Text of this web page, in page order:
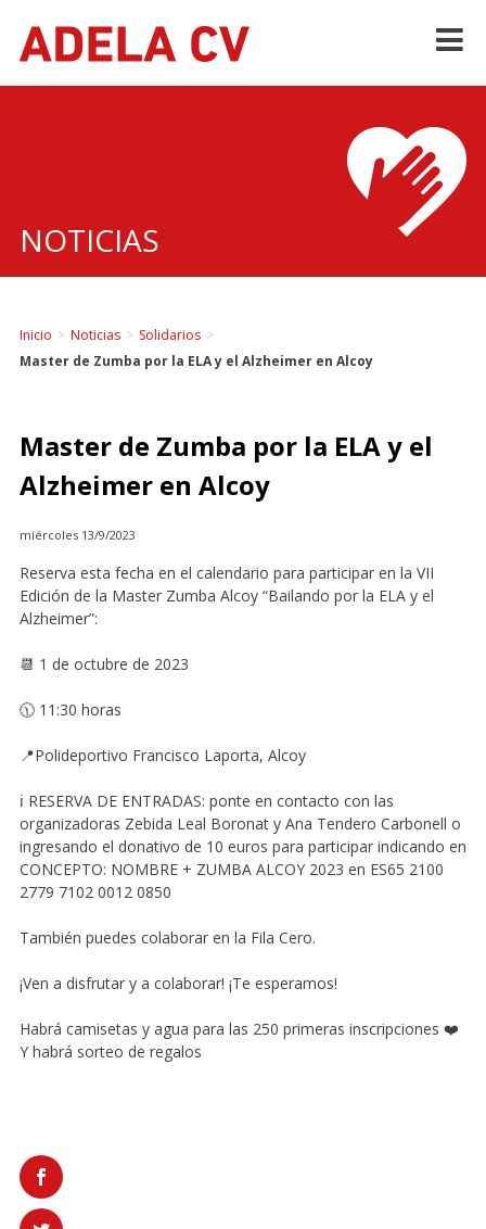
NOTICIAS
Inicio > Noticias > Solidarios >
Master de Zumba por la ELA y el Alzheimer en Alcoy
Master de Zumba por la ELA y el
Alzheimer en Alcoy
miércoles 13/9/2023
Reserva esta fecha en el calendario para participar en la VII
Edición de la Master Zumba Alcoy “Bailando por la ELA y el
Alzheimer”:
📆 1 de octubre de 2023
🕦 11:30 horas
📍Polideportivo Francisco Laporta, Alcoy
ℹ️ RESERVA DE ENTRADAS: ponte en contacto con las
organizadoras Zebida Leal Boronat y Ana Tendero Carbonell o
ingresando el donativo de 10 euros para participar indicando en
CONCEPTO: NOMBRE + ZUMBA ALCOY 2023 en ES65 2100
2779 7102 0012 0850
También puedes colaborar en la Fila Cero.
¡Ven a disfrutar y a colaborar! ¡Te esperamos!
Habrá camisetas y agua para las 250 primeras inscripciones ❤️
Y habrá sorteo de regalos